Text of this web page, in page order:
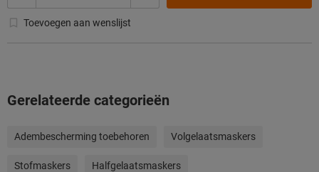
Toevoegen aan wenslijst
Gerelateerde categorieën
Adembescherming toebehoren Volgelaatsmaskers
Stofmaskers Halfgelaatsmaskers